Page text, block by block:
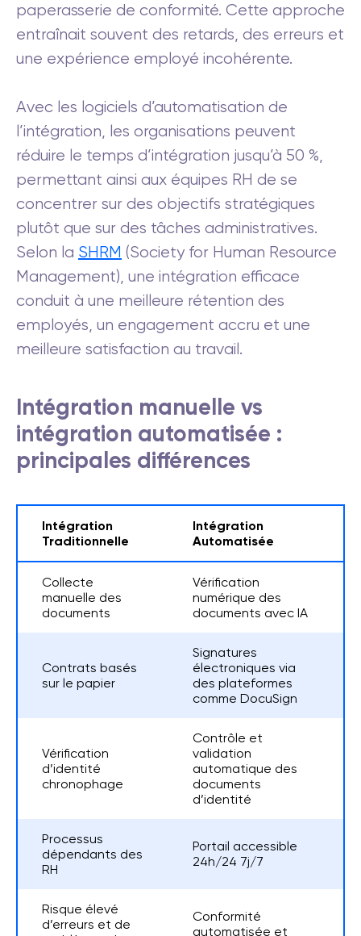
paperasserie de conformité. Cette approche
entraînait souvent des retards, des erreurs et
une expérience employé incohérente.
Avec les logiciels d’automatisation de
l’intégration, les organisations peuvent
réduire le temps d’intégration jusqu’à 50 %,
permettant ainsi aux équipes RH de se
concentrer sur des objectifs stratégiques
plutôt que sur des tâches administratives.
Selon la SHRM (Society for Human Resource
Management), une intégration efficace
conduit à une meilleure rétention des
employés, un engagement accru et une
meilleure satisfaction au travail.
Intégration manuelle vs
intégration automatisée :
principales différences
Intégration
Traditionnelle
Intégration
Automatisée
Collecte
manuelle des
documents
Vérification
numérique des
documents avec IA
Contrats basés
sur le papier
Signatures
électroniques via
des plateformes
comme DocuSign
Vérification
d’identité
chronophage
Contrôle et
validation
automatique des
documents
d’identité
Processus
dépendants des
RH
Portail accessible
24h/24 7j/7
Risque élevé
d’erreurs et de
Conformité
automatisée et